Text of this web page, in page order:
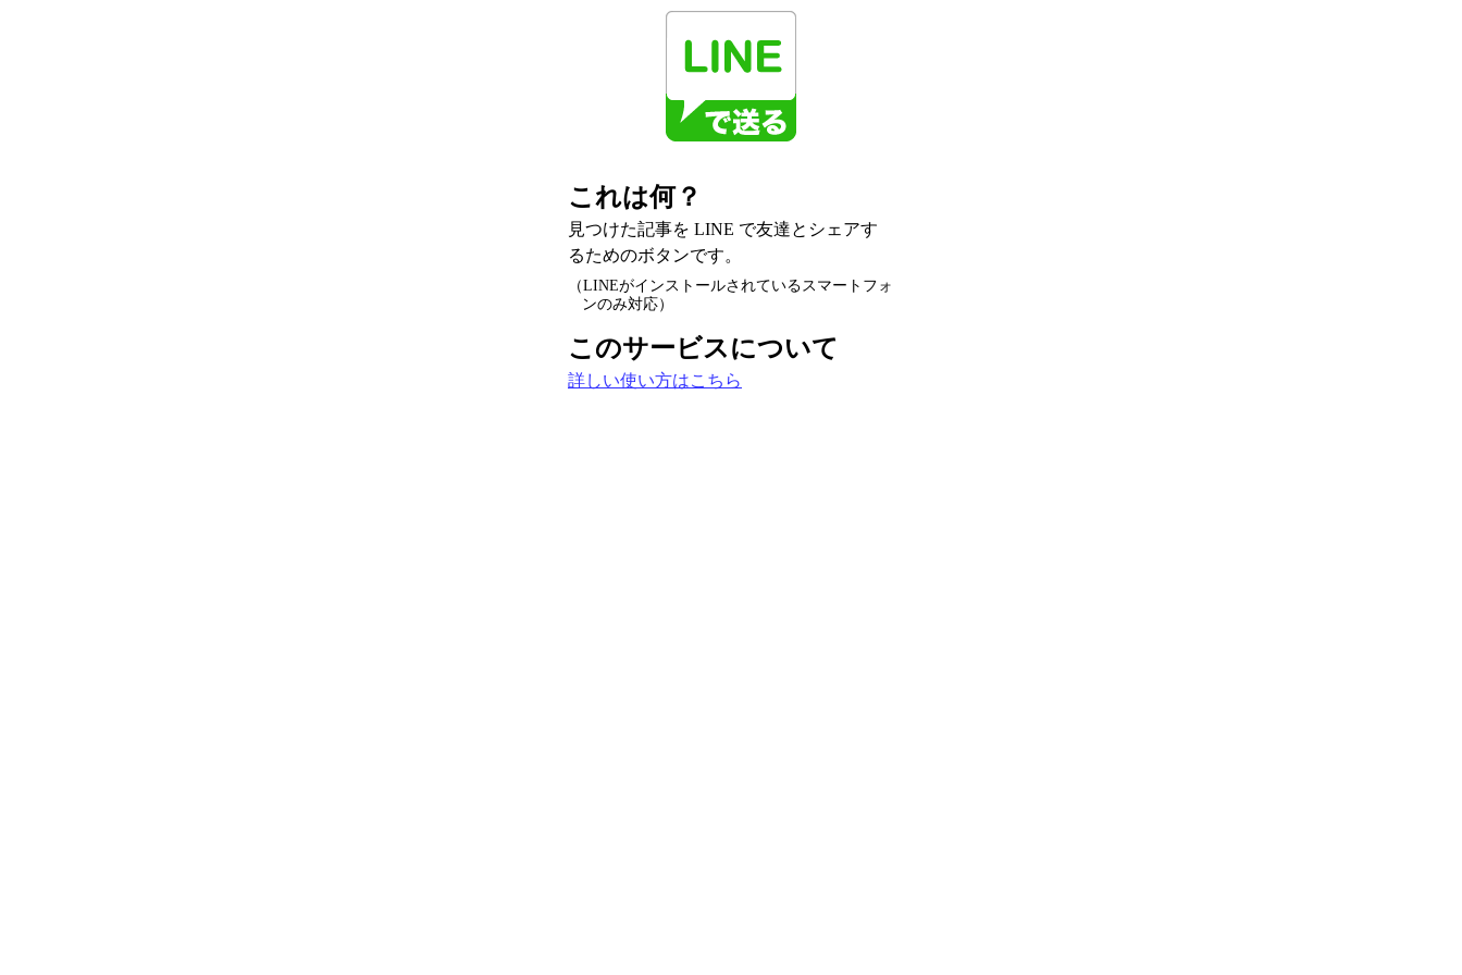
これは何？
見つけた記事を LINE で友達とシェアす
るためのボタンです。
（LINEがインストールされているスマートフォ
ンのみ対応）
このサービスについて
詳しい使い方はこちら